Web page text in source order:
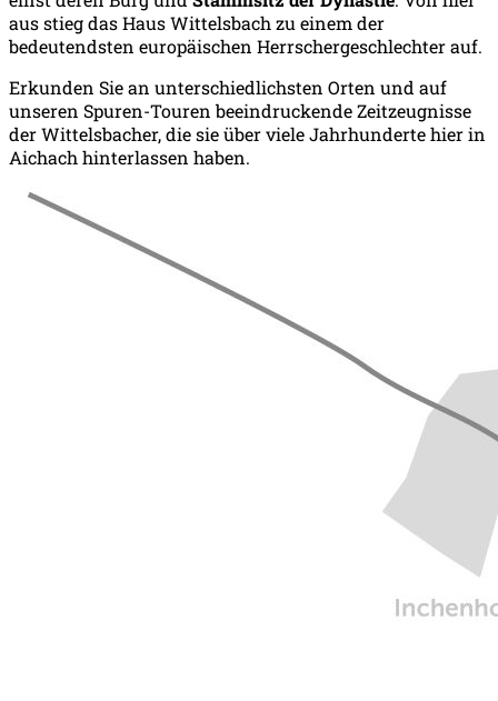
aus stieg das Haus Wittelsbach zu einem der
bedeutendsten europäischen Herrschergeschlechter auf.
Erkunden Sie an unterschiedlichsten Orten und auf
unseren Spuren-Touren beeindruckende Zeitzeugnisse
der Wittelsbacher, die sie über viele Jahrhunderte hier in
Aichach hinterlassen haben.